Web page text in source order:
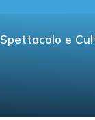
Spettacolo e